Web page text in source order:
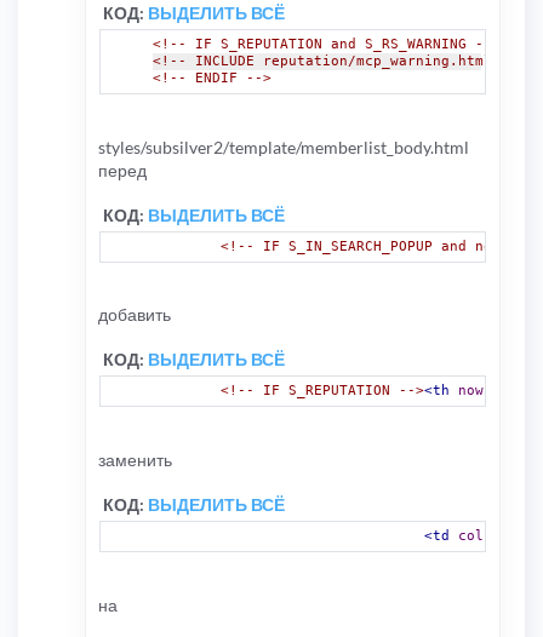
КОД: ВЫДЕЛИТЬ ВСЁ
<!-- IF S_REPUTATION and S_RS_WARNING -->
<!-- INCLUDE reputation/mcp_warning.html -->
<!-- ENDIF -->
styles/subsilver2/template/memberlist_body.html
перед
КОД: ВЫДЕЛИТЬ ВСЁ
<!-- IF S_IN_SEARCH_POPUP and not
добавить
КОД: ВЫДЕЛИТЬ ВСЁ
<!-- IF S_REPUTATION --><th nowrap
заменить
КОД: ВЫДЕЛИТЬ ВСЁ
<td colspan
на